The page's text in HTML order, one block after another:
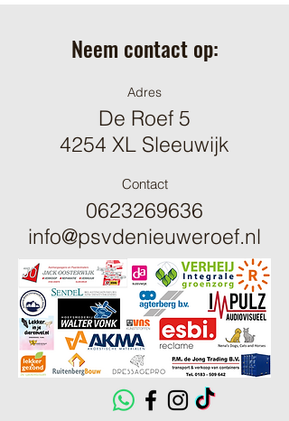
Neem contact op:
Adres
De Roef 5
4254 XL Sleeuwijk
Contact
0623269636
info@psvdenieuweroef.nl